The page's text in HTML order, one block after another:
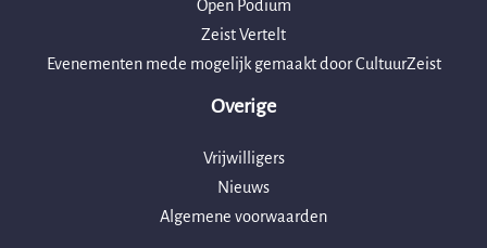
Open Podium
Zeist Vertelt
Evenementen mede mogelijk gemaakt door CultuurZeist
Overige
Vrijwilligers
Nieuws
Algemene voorwaarden